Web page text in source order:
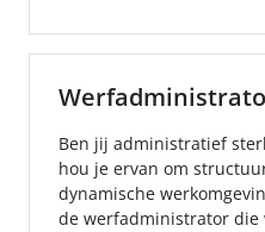
Ben jij administratief
hou je ervan om
dynamische
de werfadministrator die